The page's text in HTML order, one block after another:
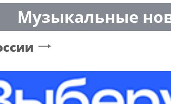
Музыкальные